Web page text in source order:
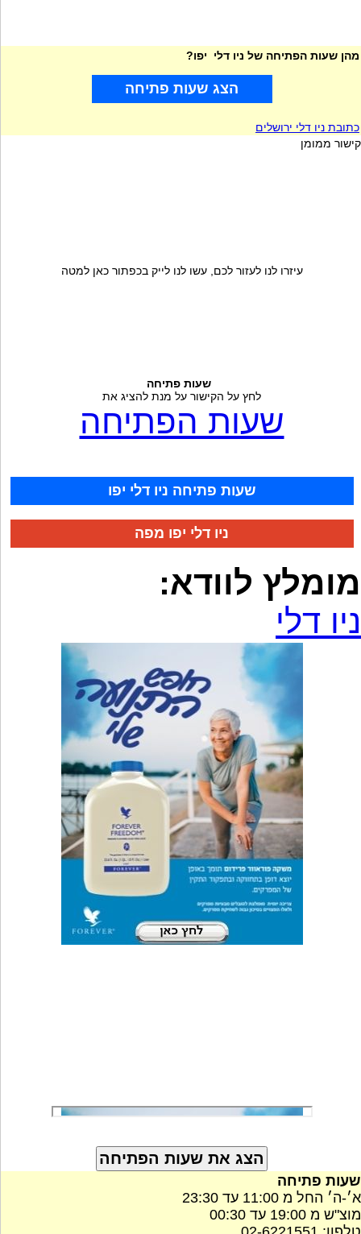
מהן שעות הפתיחה של ניו דלי יפו?
הצג שעות פתיחה
כתובת ניו דלי ירושלים
קישור ממומן
עיזרו לנו לעזור לכם, עשו לנו לייק בכפתור כאן למטה
שעות פתיחה
לחץ על הקישור על מנת להציג את
שעות הפתיחה
שעות פתיחה ניו דלי יפו
ניו דלי יפו מפה
מומלץ לוודא:
ניו דלי
שעות פתיחה
א׳-ה׳ החל מ 11:00 עד 23:30
מוצ"ש מ 19:00 עד 00:30